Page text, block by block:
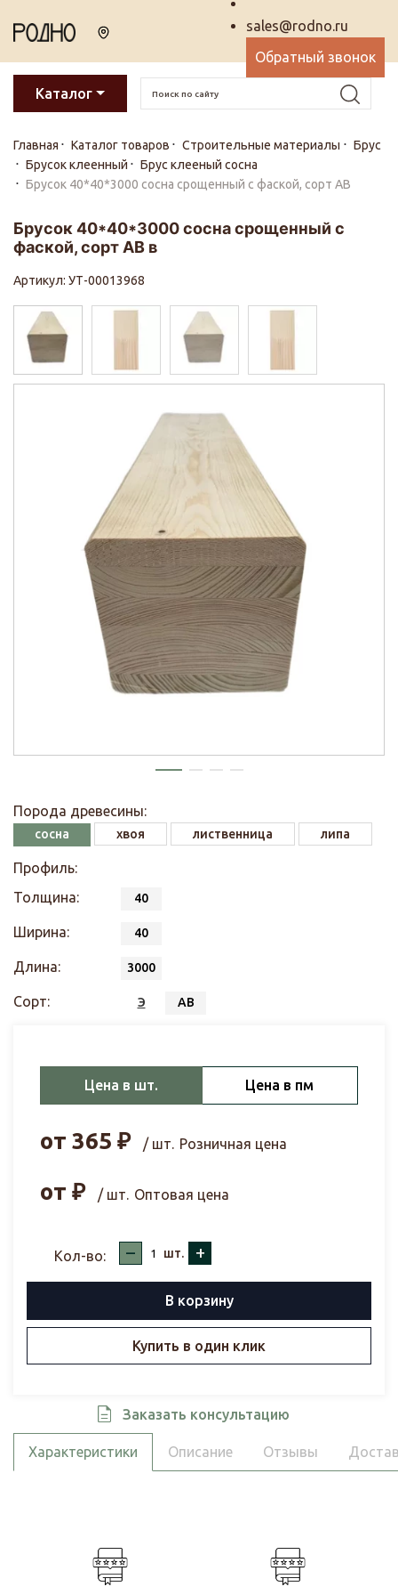
sales@rodno.ru
Обратный звонок
Каталог
Главная Каталог товаров Строительные материалы
Брус
Брусок клеенный
Брус клееный сосна
Брусок 40*40*3000 сосна срощенный с фаской, сорт АВ
Брусок 40*40*3000 сосна срощенный с
фаской, сорт АВ в
Артикул: УТ-00013968
Порода древесины:
сосна хвоя лиственница липа
Профиль:
Толщина:
40
Ширина: 40
Длина: 3000
Сорт: Э АВ
Цена в шт. Цена в пм
от 365 ₽ / шт. Розничная цена
от ₽ / шт. Оптовая цена
Кол-во: – шт. +
В корзину
Купить в один клик
Заказать консультацию
Характеристики Описание Отзывы